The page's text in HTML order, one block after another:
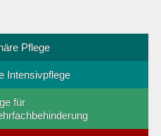
Pflege
Intensivpflege
für